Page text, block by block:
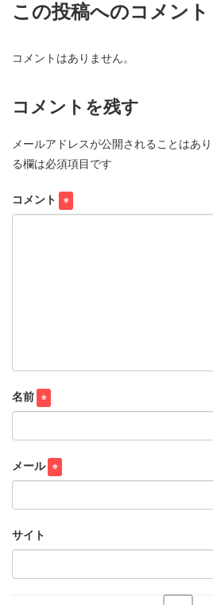
この投稿へのコメント
コメントはありません。
コメントを残す
メールアドレスが公開されることはあり
る欄は必須項目です
コメント ※
名前 ※
メール ※
サイト